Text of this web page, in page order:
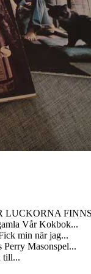
LUCKORNA
Vår Kokbok...
min när jag...
Perry Masonspel...
till...